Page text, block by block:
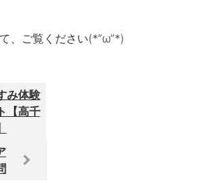
、ご覧ください(*”ω”*)
み体験
【高千